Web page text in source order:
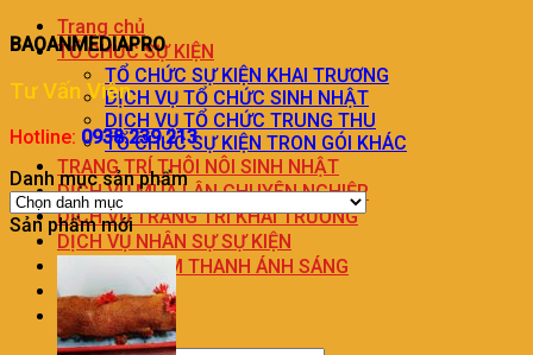
Trang chủ
TỔ CHỨC SỰ KIỆN
TỔ CHỨC SỰ KIỆN KHAI TRƯƠNG
DỊCH VỤ TỔ CHỨC SINH NHẬT
DỊCH VỤ TỔ CHỨC TRUNG THU
TỔ CHỨC SỰ KIỆN TRON GÓI KHÁC
TRANG TRÍ THÔI NÔI SINH NHẬT
DỊCH VỤ MÚA LÂN CHUYÊN NGHIỆP
DỊCH VỤ TRANG TRÍ KHAI TRƯƠNG
DỊCH VỤ NHÂN SỰ SỰ KIỆN
CHO THUÊ ÂM THANH ÁNH SÁNG
LIÊN HỆ
BÁO GIÁ
BAOANMEDIAPRO
Tư Vấn Viên
Hotline: 0938.239.213
Danh mục sản phẩm
Sản phẩm mới